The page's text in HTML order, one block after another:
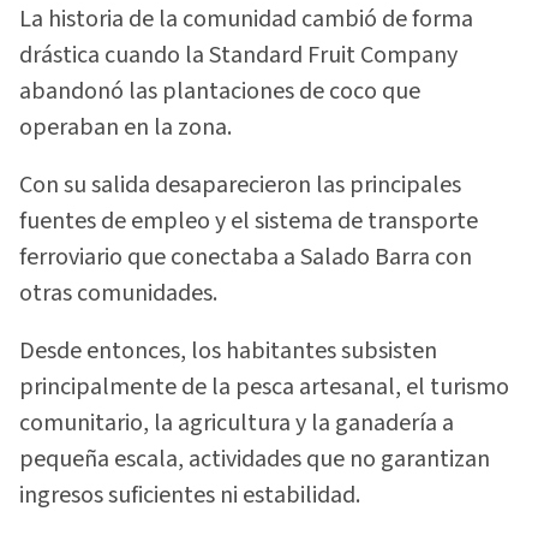
La historia de la comunidad cambió de forma
drástica cuando la Standard Fruit Company
abandonó las plantaciones de coco que
operaban en la zona.
Con su salida desaparecieron las principales
fuentes de empleo y el sistema de transporte
ferroviario que conectaba a Salado Barra con
otras comunidades.
Desde entonces, los habitantes subsisten
principalmente de la pesca artesanal, el turismo
comunitario, la agricultura y la ganadería a
pequeña escala, actividades que no garantizan
ingresos suficientes ni estabilidad.